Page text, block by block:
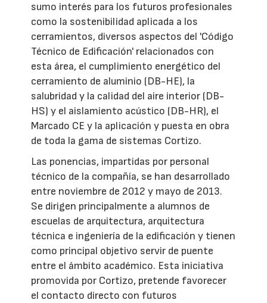
sumo interés para los futuros profesionales
como la sostenibilidad aplicada a los
cerramientos, diversos aspectos del 'Código
Técnico de Edificación' relacionados con
esta área, el cumplimiento energético del
cerramiento de aluminio (DB-HE), la
salubridad y la calidad del aire interior (DB-
HS) y el aislamiento acústico (DB-HR), el
Marcado CE y la aplicación y puesta en obra
de toda la gama de sistemas Cortizo.
Las ponencias, impartidas por personal
técnico de la compañía, se han desarrollado
entre noviembre de 2012 y mayo de 2013.
Se dirigen principalmente a alumnos de
escuelas de arquitectura, arquitectura
técnica e ingeniería de la edificación y tienen
como principal objetivo servir de puente
entre el ámbito académico. Esta iniciativa
promovida por Cortizo, pretende favorecer
el contacto directo con futuros